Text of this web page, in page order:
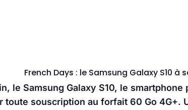
French Days : le Samsung Galaxy S10 à
le Samsung Galaxy S10, le
toute souscription au forfait 60 Go 4G+.